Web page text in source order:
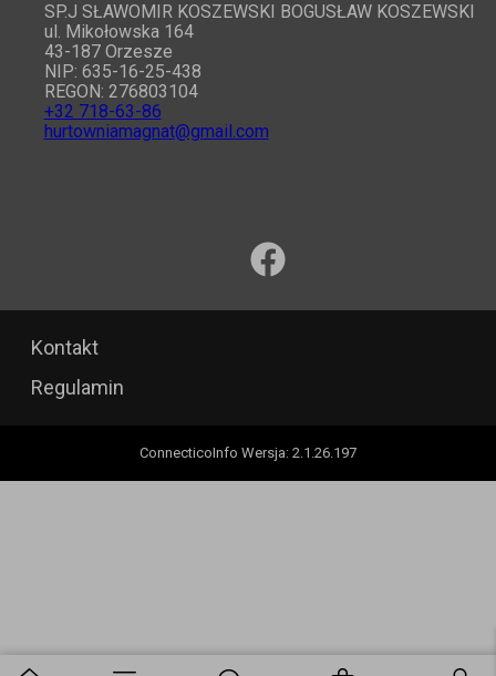
SP.J SŁAWOMIR KOSZEWSKI BOGUSŁAW KOSZEWSKI
ul. Mikołowska 164
43-187 Orzesze
NIP: 635-16-25-438
REGON: 276803104
+32 718-63-86
hurtowniamagnat@gmail.com
Kontakt
Regulamin
ConnecticoInfo Wersja: 2.1.26.197